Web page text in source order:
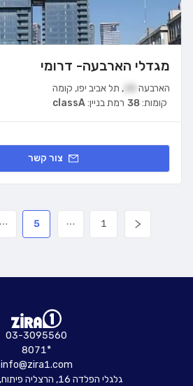
מגדלי הארבעה- דרומי
הארבעה , תל אביב יפו, קומה
רמת בניין:classA קומות:38
צור קשר
1
5
03-3095560
8071*
info@zira1.com
גלגלי הפלדה 16, הרצליה פיתוח, מבני תל-עד